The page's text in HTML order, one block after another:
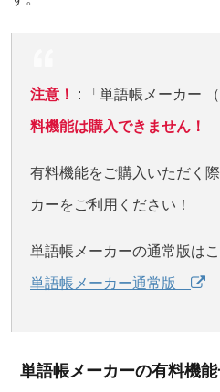
注意！ : 「単語帳メーカー
料機能は購入できません！
有料機能をご購入いただく
カーをご利用ください！
単語帳メーカーの通常版はこ
単語帳メーカー通常版
単語帳メーカーの有料機